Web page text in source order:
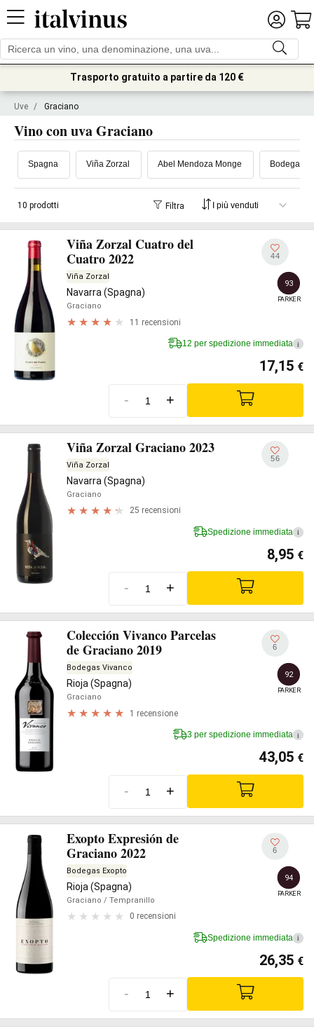
Trasporto gratuito a partire da 120 €
Uve / Graciano
Vino con uva Graciano
Spagna Viña Zorzal Abel Mendoza Monge Bodegas
10 prodotti Filtra
Viña Zorzal Cuatro del
Cuatro 2022
Viña Zorzal
Navarra (Spagna)
Graciano
11 recensioni
44
93
PARKER
12 per spedizione immediata i
17,15 €
- +
Viña Zorzal Graciano 2023
Viña Zorzal
Navarra (Spagna)
Graciano
25 recensioni
56
Spedizione immediata i
8,95 €
- +
Colección Vivanco Parcelas
de Graciano 2019
Bodegas Vivanco
Rioja (Spagna)
Graciano
1 recensione
6
92
PARKER
3 per spedizione immediata i
43,05 €
- +
Exopto Expresión de
Graciano 2022
Bodegas Exopto
Rioja (Spagna)
Graciano / Tempranillo
0 recensioni
6
94
PARKER
Spedizione immediata i
26,35 €
- +